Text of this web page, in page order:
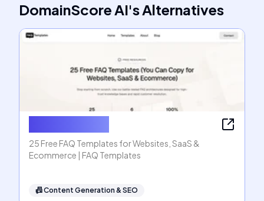
DomainScore AI'sAlternatives
25 Free FAQ Templates for Websites, SaaS &
Ecommerce | FAQ Templates
📠Content Generation & SEO